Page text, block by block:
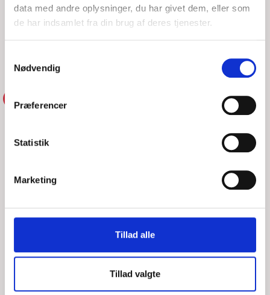
data med andre oplysninger, du har givet dem, eller som
de har indsamlet fra din brug af deres tjenester.
Nødvendig
Præferencer
Statistik
Marketing
Tillad alle
Tillad valgte
Opgaverapport – 05.08 kl. 18.35 Vi blev kontaktet af en 26-
fods sejlbåd med motorstop ca. 1,5 sømil nord for Nivå Havn.
Havaristen kunne ikke selv bjærge sejlet
LÆS MERE
MULIG DRUKNEULYKKE I